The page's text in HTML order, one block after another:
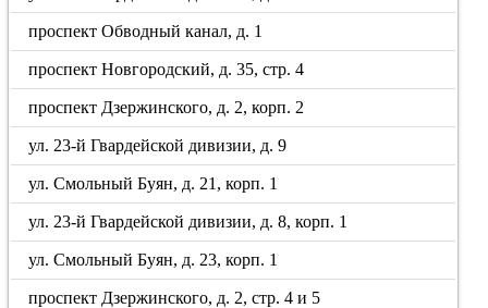
проспект Обводный канал, д. 1
проспект Новгородский, д. 35, стр. 4
проспект Дзержинского, д. 2, корп. 2
ул. 23-й Гвардейской дивизии, д. 9
ул. Смольный Буян, д. 21, корп. 1
ул. 23-й Гвардейской дивизии, д. 8, корп. 1
ул. Смольный Буян, д. 23, корп. 1
проспект Дзержинского, д. 2, стр. 4 и 5